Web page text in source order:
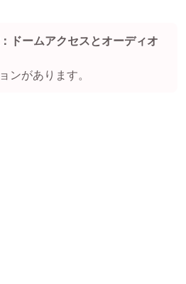
ドームアクセスとオーディオ
ンがあります。